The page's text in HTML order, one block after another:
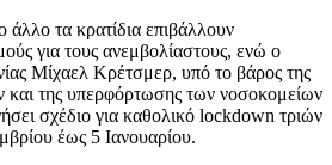
άλλο τα κρατίδια επιβάλλουν
για τους ανεμβολίαστους, ενώ ο
Μίχαελ Κρέτσμερ, υπό το βάρος της
της υπερφόρτωσης των νοσοκομείων
σχέδιο για καθολικό lockdown τριών
έως 5 Ιανουαρίου.